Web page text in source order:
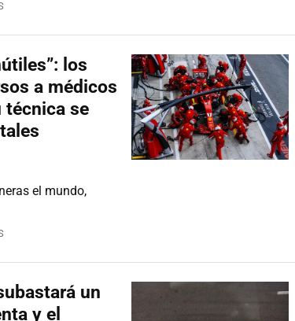
los
a médicos
técnica se
el mundo,
un
y el